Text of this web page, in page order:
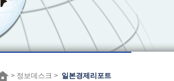
> 정보데스크 > 일본경제리포트